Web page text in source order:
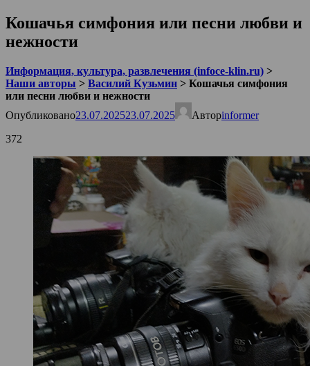
Кошачья симфония или песни любви и
нежности
Информация, культура, развлечения (infoce-klin.ru) >
Наши авторы > Василий Кузьмин > Кошачья симфония
или песни любви и нежности
Опубликовано23.07.202523.07.2025 Авторinformer
372